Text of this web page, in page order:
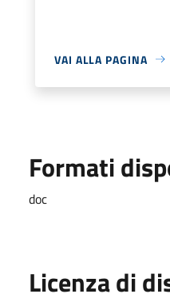
VAI ALLA PAGINA
Formati
doc
Licenza di